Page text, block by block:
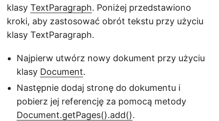
klasy TextParagraph. Poniżej przedstawiono
kroki, aby zastosować obrót tekstu przy użyciu
klasy TextParagraph.
Najpierw utwórz nowy dokument przy użyciu
klasy Document.
Następnie dodaj stronę do dokumentu i
pobierz jej referencję za pomocą metody
Document.getPages().add().